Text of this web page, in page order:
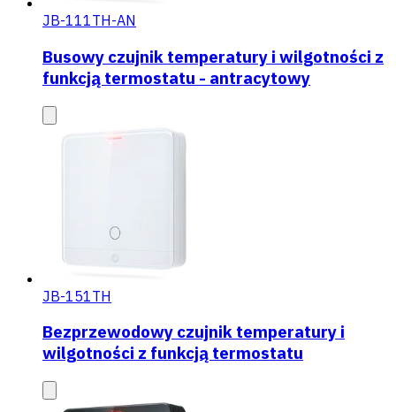
JB-111TH-AN
Busowy czujnik temperatury i wilgotności z
funkcją termostatu - antracytowy
JB-151TH
Bezprzewodowy czujnik temperatury i
wilgotności z funkcją termostatu